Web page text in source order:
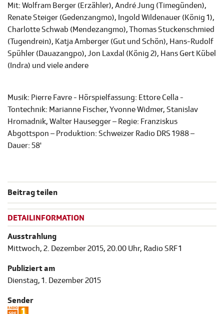
Mit: Wolfram Berger (Erzähler), André Jung (Timegünden),
Renate Steiger (Gedenzangmo), Ingold Wildenauer (König 1),
Charlotte Schwab (Mendezangmo), Thomas Stuckenschmied
(Tugendrein), Katja Amberger (Gut und Schön), Hans-Rudolf
Spühler (Dauazangpo), Jon Laxdal (König 2), Hans Gert Kübel
(Indra) und viele andere
Musik: Pierre Favre - Hörspielfassung: Ettore Cella -
Tontechnik: Marianne Fischer, Yvonne Widmer, Stanislav
Hromadnik, Walter Hausegger – Regie: Franziskus
Abgottspon – Produktion: Schweizer Radio DRS 1988 –
Dauer: 58'
Beitrag teilen
DETAILINFORMATION
Ausstrahlung
Mittwoch, 2. Dezember 2015, 20.00 Uhr, Radio SRF 1
Publiziert am
Dienstag, 1. Dezember 2015
Sender